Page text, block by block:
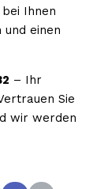
Ihnen
einen
– Ihr
Sie
wir werden